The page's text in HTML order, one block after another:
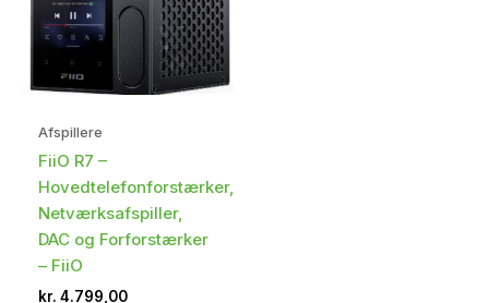
Afspillere
FiiO R7 –
Hovedtelefonforstærker,
Netværksafspiller,
DAC og Forforstærker
– FiiO
kr. 4.799,00